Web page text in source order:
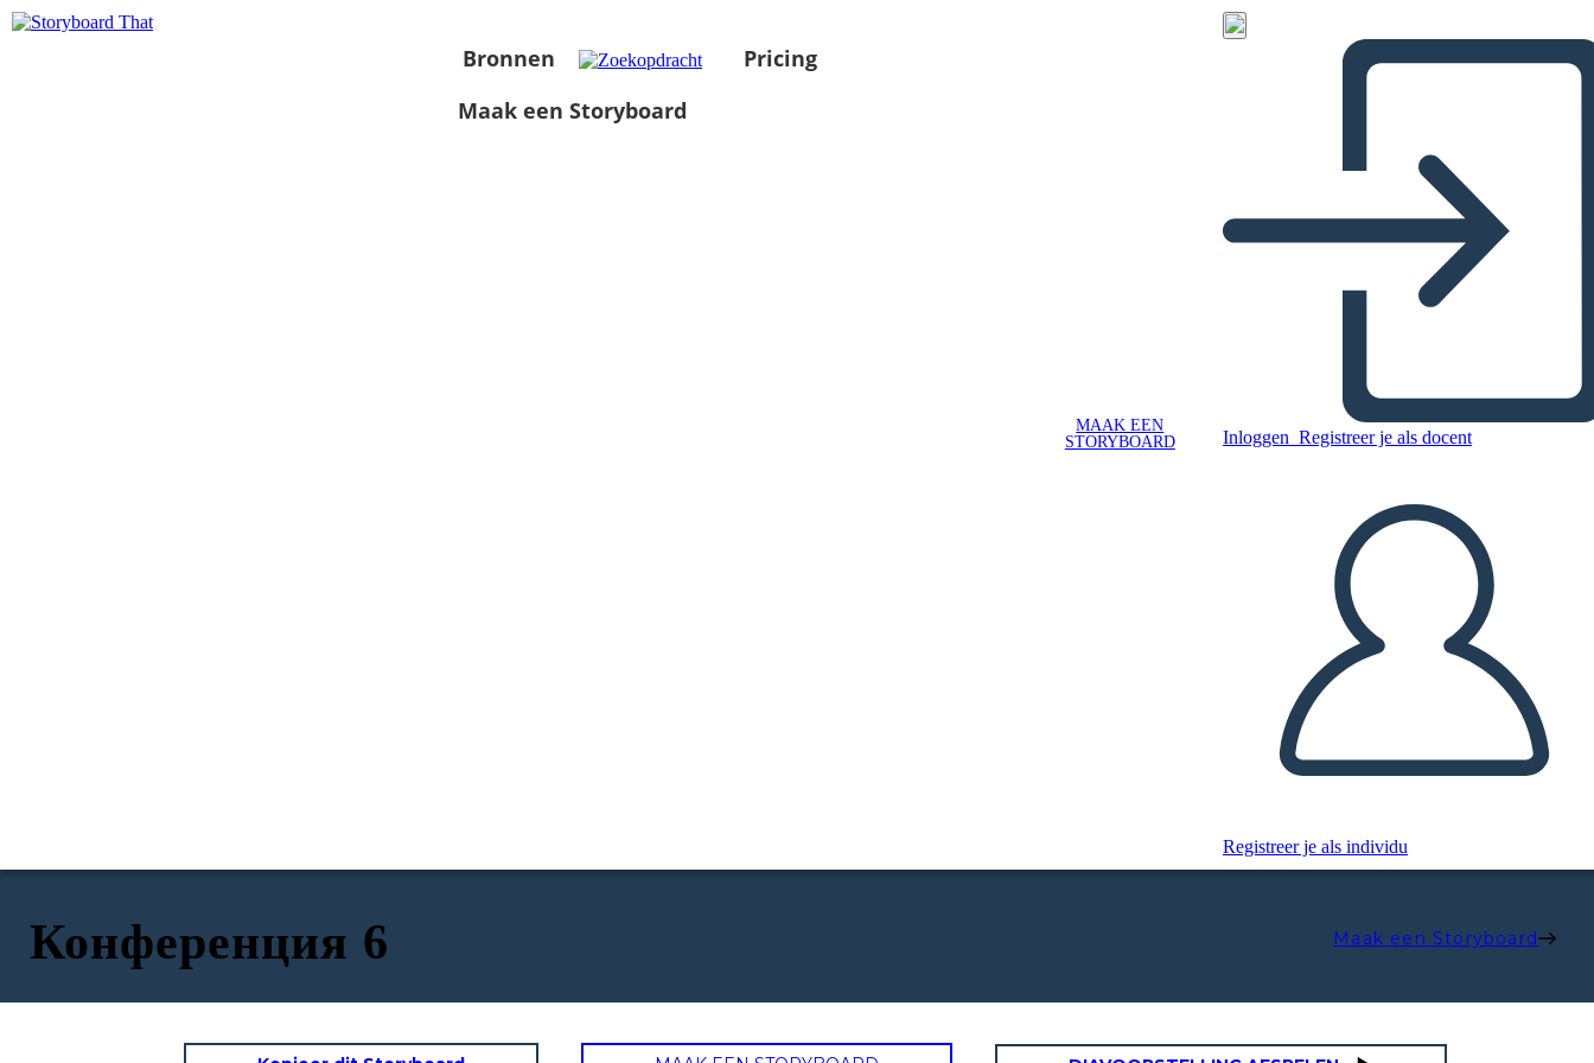
Bronnen
Pricing
Maak een Storyboard
MAAK EEN
STORYBOARD
Inloggen Registreer je als docent
Registreer je als individu
Конференция 6 Maak een Storyboard